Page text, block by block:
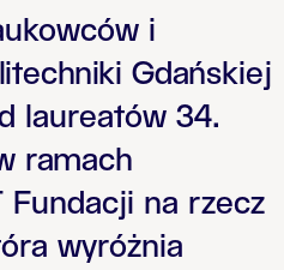
i
Gdańskiej
laureatów 34.
ramach
Fundacji na rzecz
wyróżnia